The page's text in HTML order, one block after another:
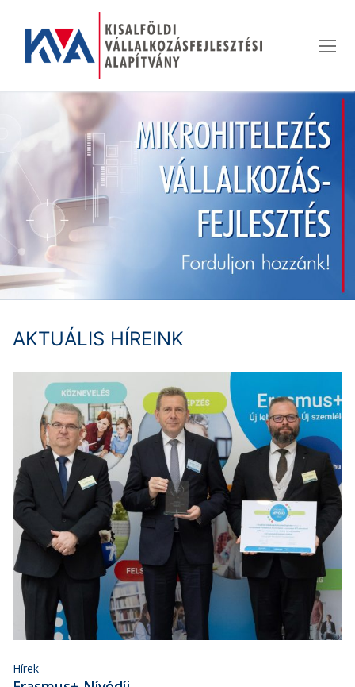
tartalomra
AKTUÁLIS HÍREINK
Hírek